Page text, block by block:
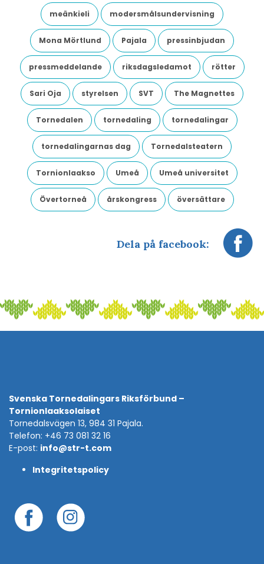
meänkieli modersmålsundervisning
Mona Mörtlund Pajala pressinbjudan
pressmeddelande riksdagsledamot rötter
Sari Oja styrelsen SVT The Magnettes
Tornedalen tornedaling tornedalingar
tornedalingarnas dag Tornedalsteatern
Tornionlaakso Umeå Umeå universitet
Övertorneå årskongress översättare
Dela på facebook:
Svenska Tornedalingars Riksförbund –
Tornionlaaksolaiset
Tornedalsvägen 13, 984 31 Pajala.
Telefon: +46 73 081 32 16
E-post: info@str-t.com
Integritetspolicy